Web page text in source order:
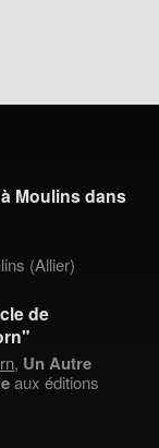
Moulins dans
(Allier)
de
, Un Autre
aux éditions